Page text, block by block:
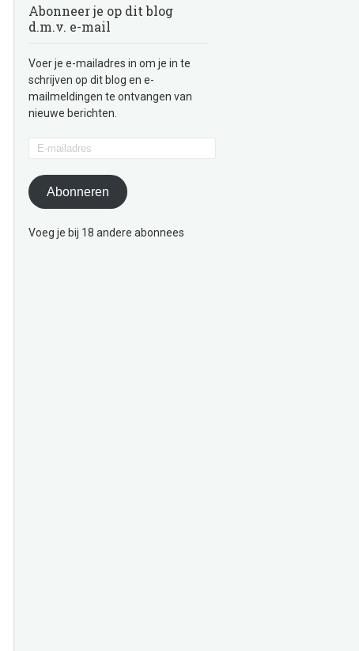
Abonneer je op dit blog
d.m.v. e-mail
Voer je e-mailadres in om je in te
schrijven op dit blog en e-
mailmeldingen te ontvangen van
nieuwe berichten.
Abonneren
Voeg je bij 18 andere abonnees